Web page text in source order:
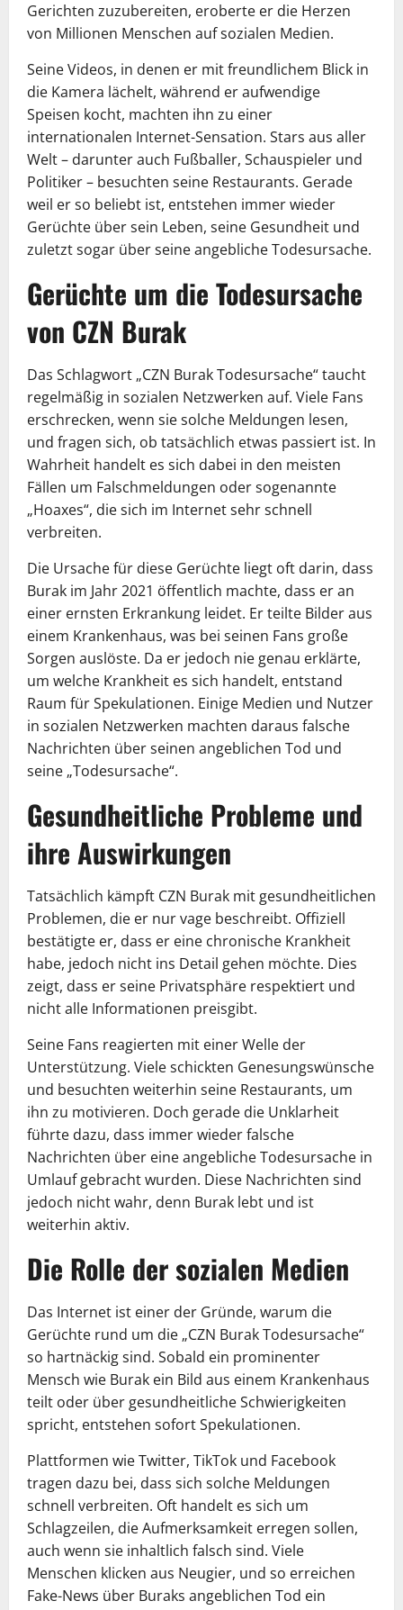
Gerichten zuzubereiten, eroberte er die Herzen
von Millionen Menschen auf sozialen Medien.
Seine Videos, in denen er mit freundlichem Blick in
die Kamera lächelt, während er aufwendige
Speisen kocht, machten ihn zu einer
internationalen Internet-Sensation. Stars aus aller
Welt – darunter auch Fußballer, Schauspieler und
Politiker – besuchten seine Restaurants. Gerade
weil er so beliebt ist, entstehen immer wieder
Gerüchte über sein Leben, seine Gesundheit und
zuletzt sogar über seine angebliche Todesursache.
Gerüchte um die Todesursache
von CZN Burak
Das Schlagwort „CZN Burak Todesursache“ taucht
regelmäßig in sozialen Netzwerken auf. Viele Fans
erschrecken, wenn sie solche Meldungen lesen,
und fragen sich, ob tatsächlich etwas passiert ist. In
Wahrheit handelt es sich dabei in den meisten
Fällen um Falschmeldungen oder sogenannte
„Hoaxes“, die sich im Internet sehr schnell
verbreiten.
Die Ursache für diese Gerüchte liegt oft darin, dass
Burak im Jahr 2021 öffentlich machte, dass er an
einer ernsten Erkrankung leidet. Er teilte Bilder aus
einem Krankenhaus, was bei seinen Fans große
Sorgen auslöste. Da er jedoch nie genau erklärte,
um welche Krankheit es sich handelt, entstand
Raum für Spekulationen. Einige Medien und Nutzer
in sozialen Netzwerken machten daraus falsche
Nachrichten über seinen angeblichen Tod und
seine „Todesursache“.
Gesundheitliche Probleme und
ihre Auswirkungen
Tatsächlich kämpft CZN Burak mit gesundheitlichen
Problemen, die er nur vage beschreibt. Offiziell
bestätigte er, dass er eine chronische Krankheit
habe, jedoch nicht ins Detail gehen möchte. Dies
zeigt, dass er seine Privatsphäre respektiert und
nicht alle Informationen preisgibt.
Seine Fans reagierten mit einer Welle der
Unterstützung. Viele schickten Genesungswünsche
und besuchten weiterhin seine Restaurants, um
ihn zu motivieren. Doch gerade die Unklarheit
führte dazu, dass immer wieder falsche
Nachrichten über eine angebliche Todesursache in
Umlauf gebracht wurden. Diese Nachrichten sind
jedoch nicht wahr, denn Burak lebt und ist
weiterhin aktiv.
Die Rolle der sozialen Medien
Das Internet ist einer der Gründe, warum die
Gerüchte rund um die „CZN Burak Todesursache“
so hartnäckig sind. Sobald ein prominenter
Mensch wie Burak ein Bild aus einem Krankenhaus
teilt oder über gesundheitliche Schwierigkeiten
spricht, entstehen sofort Spekulationen.
Plattformen wie Twitter, TikTok und Facebook
tragen dazu bei, dass sich solche Meldungen
schnell verbreiten. Oft handelt es sich um
Schlagzeilen, die Aufmerksamkeit erregen sollen,
auch wenn sie inhaltlich falsch sind. Viele
Menschen klicken aus Neugier, und so erreichen
Fake-News über Buraks angeblichen Tod ein